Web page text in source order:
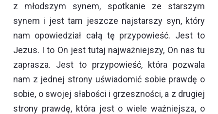
z młodszym synem, spotkanie ze starszym
synem i jest tam jeszcze najstarszy syn, który
nam opowiedział całą tę przypowieść. Jest to
Jezus. I to On jest tutaj najważniejszy, On nas tu
zaprasza. Jest to przypowieść, która pozwala
nam z jednej strony uświadomić sobie prawdę o
sobie, o swojej słabości i grzeszności, a z drugiej
strony prawdę, która jest o wiele ważniejsza, o